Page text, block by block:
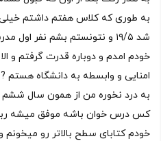
شد ۱۹/۵ و نتونستم بشم نفر
امنایی و وابسطه به دانشگاه
به درد نخوره من از همون سال
کس درس خوان باشه موفق میشه
خودم کتابای سطح بالاتر رو